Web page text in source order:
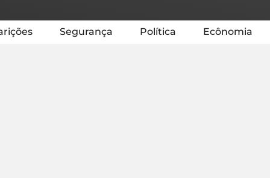
Segurança Política Ecônomia